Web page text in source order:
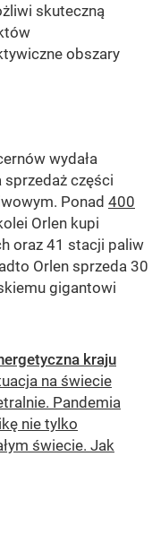
skuteczną
obszary
wydała
sprzedaż części
Ponad 400
Orlen kupi
oraz 41 stacji paliw
Orlen sprzeda 30
gigantowi
kraju
na świecie
Pandemia
nie tylko
świecie. Jak